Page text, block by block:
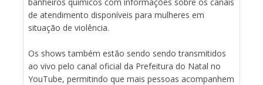
de atendimento disponíveis para mulheres em
situação de violência.
Os shows também estão sendo sendo transmitidos
ao vivo pelo canal oficial da Prefeitura do Natal no
YouTube, permitindo que mais pessoas acompanhem